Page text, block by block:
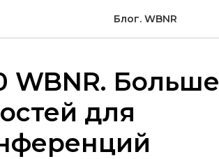
Блог. WBNR
WBNR. Больше
для